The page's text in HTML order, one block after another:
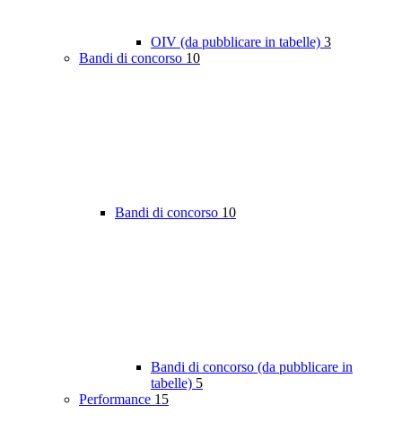
OIV (da pubblicare in tabelle) 3
Bandi di concorso 10
Bandi di concorso 10
Bandi di concorso (da pubblicare in
tabelle) 5
Performance 15